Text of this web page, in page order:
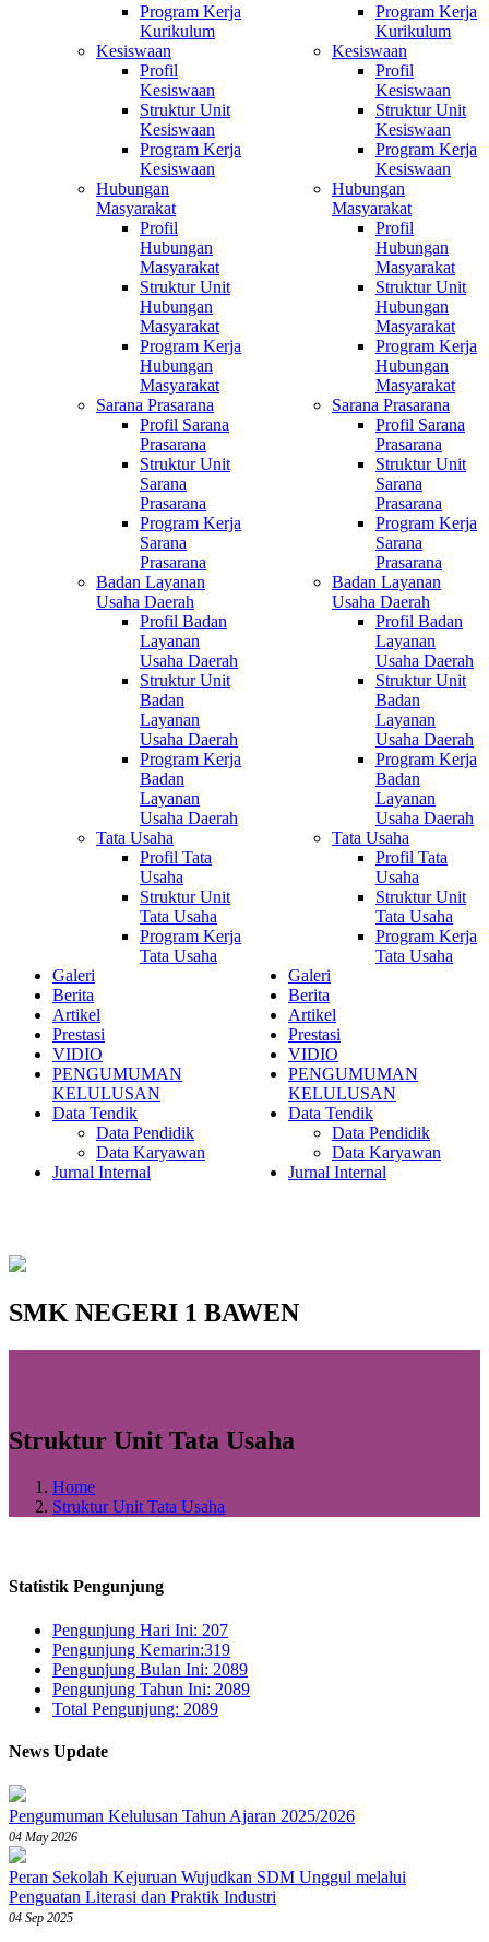
Program Kerja
Kurikulum
Kesiswaan
Profil
Kesiswaan
Struktur Unit
Kesiswaan
Program Kerja
Kesiswaan
Hubungan
Masyarakat
Profil
Hubungan
Masyarakat
Struktur Unit
Hubungan
Masyarakat
Program Kerja
Hubungan
Masyarakat
Sarana Prasarana
Profil Sarana
Prasarana
Struktur Unit
Sarana
Prasarana
Program Kerja
Sarana
Prasarana
Badan Layanan
Usaha Daerah
Profil Badan
Layanan
Usaha Daerah
Struktur Unit
Badan
Layanan
Usaha Daerah
Program Kerja
Badan
Layanan
Usaha Daerah
Tata Usaha
Profil Tata
Usaha
Struktur Unit
Tata Usaha
Program Kerja
Tata Usaha
Galeri
Berita
Artikel
Prestasi
VIDIO
PENGUMUMAN
KELULUSAN
Data Tendik
Data Pendidik
Data Karyawan
Jurnal Internal
Program Kerja
Kurikulum
Kesiswaan
Profil
Kesiswaan
Struktur Unit
Kesiswaan
Program Kerja
Kesiswaan
Hubungan
Masyarakat
Profil
Hubungan
Masyarakat
Struktur Unit
Hubungan
Masyarakat
Program Kerja
Hubungan
Masyarakat
Sarana Prasarana
Profil Sarana
Prasarana
Struktur Unit
Sarana
Prasarana
Program Kerja
Sarana
Prasarana
Badan Layanan
Usaha Daerah
Profil Badan
Layanan
Usaha Daerah
Struktur Unit
Badan
Layanan
Usaha Daerah
Program Kerja
Badan
Layanan
Usaha Daerah
Tata Usaha
Profil Tata
Usaha
Struktur Unit
Tata Usaha
Program Kerja
Tata Usaha
Galeri
Berita
Artikel
Prestasi
VIDIO
PENGUMUMAN
KELULUSAN
Data Tendik
Data Pendidik
Data Karyawan
Jurnal Internal
SMK NEGERI 1 BAWEN
Struktur Unit Tata Usaha
Home
Struktur Unit Tata Usaha
Statistik Pengunjung
Pengunjung Hari Ini: 207
Pengunjung Kemarin:319
Pengunjung Bulan Ini: 2089
Pengunjung Tahun Ini: 2089
Total Pengunjung: 2089
News Update
Pengumuman Kelulusan Tahun Ajaran 2025/2026
04 May 2026
Peran Sekolah Kejuruan Wujudkan SDM Unggul melalui
Penguatan Literasi dan Praktik Industri
04 Sep 2025